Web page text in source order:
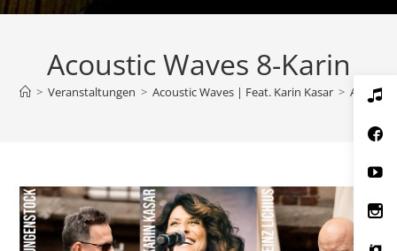
Acoustic Waves 8-Karin
> Veranstaltungen > Acoustic Waves | Feat. Karin Kasar >